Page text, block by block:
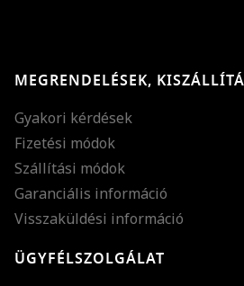
MEGRENDELÉSEK,
Gyakori kérdések
Fizetési módok
Szállítási módok
Garanciális információ
Visszaküldési információ
ÜGYFÉLSZOLGÁLAT